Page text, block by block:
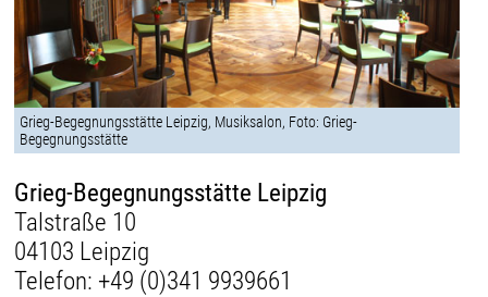
Grieg-Begegnungsstätte Leipzig, Musiksalon, Foto: Grieg-
Begegnungsstätte
Grieg-Begegnungsstätte Leipzig
Talstraße 10
04103 Leipzig
Telefon: +49 (0)341 9939661